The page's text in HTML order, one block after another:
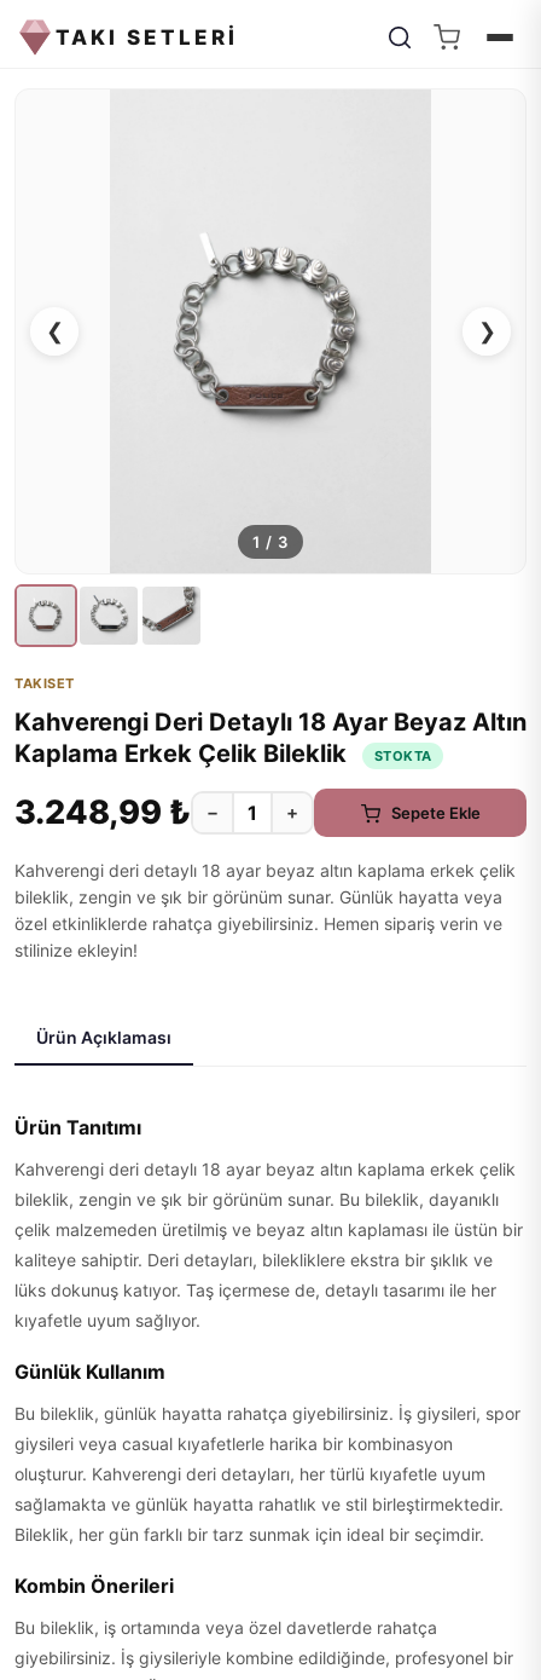
TAKI SETLERİ
❮ ❯
1 / 3
TAKISET
Kahverengi Deri Detaylı 18 Ayar Beyaz Altın
Kaplama Erkek Çelik Bileklik
STOKTA
3.248,99 ₺ − + Sepete Ekle
Kahverengi deri detaylı 18 ayar beyaz altın kaplama erkek çelik
bileklik, zengin ve şık bir görünüm sunar. Günlük hayatta veya
özel etkinliklerde rahatça giyebilirsiniz. Hemen sipariş verin ve
stilinize ekleyin!
Ürün Açıklaması
Ürün Tanıtımı
Kahverengi deri detaylı 18 ayar beyaz altın kaplama erkek çelik
bileklik, zengin ve şık bir görünüm sunar. Bu bileklik, dayanıklı
çelik malzemeden üretilmiş ve beyaz altın kaplaması ile üstün bir
kaliteye sahiptir. Deri detayları, bilekliklere ekstra bir şıklık ve
lüks dokunuş katıyor. Taş içermese de, detaylı tasarımı ile her
kıyafetle uyum sağlıyor.
Günlük Kullanım
Bu bileklik, günlük hayatta rahatça giyebilirsiniz. İş giysileri, spor
giysileri veya casual kıyafetlerle harika bir kombinasyon
oluşturur. Kahverengi deri detayları, her türlü kıyafetle uyum
sağlamakta ve günlük hayatta rahatlık ve stil birleştirmektedir.
Bileklik, her gün farklı bir tarz sunmak için ideal bir seçimdir.
Kombin Önerileri
Bu bileklik, iş ortamında veya özel davetlerde rahatça
giyebilirsiniz. İş giysileriyle kombine edildiğinde, profesyonel bir